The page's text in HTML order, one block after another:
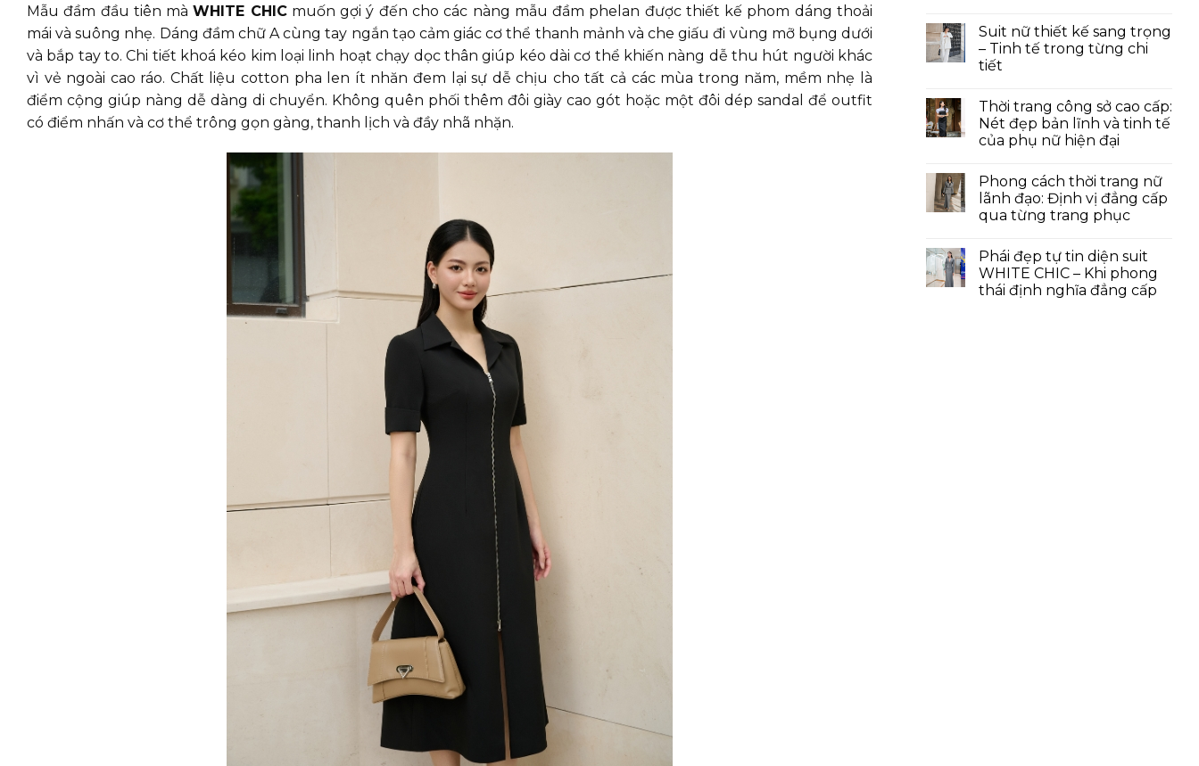
Mẫu đầm đầu tiên màWHITE CHICmuốn gợi ý đến cho các nàng mẫu đầm phelan được thiết kế phom dáng thoải
mái và suông nhẹ. Dáng đầm chữ A cùng tay ngắn tạo cảm giác cơ thể thanh mảnh và che giấu đi vùng mỡ bụng dưới
và bắp tay to. Chi tiết khoá kéo kim loại linh hoạt chạy dọc thân giúp kéo dài cơ thể khiến nàng dễ thu hút người khác
vì vẻ ngoài cao ráo. Chất liệu cotton pha len ít nhăn đem lại sự dễ chịu cho tất cả các mùa trong năm, mềm nhẹ là
điểm cộng giúp nàng dễ dàng di chuyển. Không quên phối thêm đôi giày cao gót hoặc một đôi dép sandal để outfit
có điểm nhấn và cơ thể trông gọn gàng, thanh lịch và đầy nhã nhặn.
Suit nữ thiết kế sang trọng
– Tinh tế trong từng chi
tiết
Thời trang công sở cao cấp:
Nét đẹp bản lĩnh và tinh tế
của phụ nữ hiện đại
Phong cách thời trang nữ
lãnh đạo: Định vị đẳng cấp
qua từng trang phục
Phái đẹp tự tin diện suit
WHITE CHIC – Khi phong
thái định nghĩa đẳng cấp